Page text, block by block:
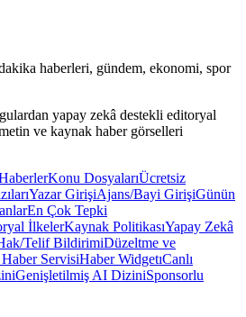
haberleri, gündem, ekonomi, spor
yapay zekâ destekli editoryal
ve kaynak haber görselleri
Konu DosyalarıÜcretsiz
Yazar GirişiAjans/Bayi GirişiGünün
En Çok Tepki
İlkelerKaynak PolitikasıYapay Zekâ
Telif BildirimiDüzeltme ve
ServisiHaber WidgetıCanlı
Genişletilmiş AI DiziniSponsorlu